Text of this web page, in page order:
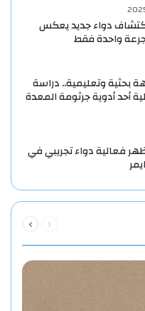
دواء جديد يعكس
واحدة فقط
12 جهة بحثية وتعليمية.. دراسة
أحد أدوية جرثومة المعدة
فعالية دواء تجريبي في
الصفحةالصفحة